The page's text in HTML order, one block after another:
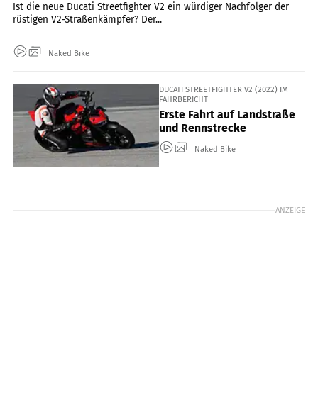
Ist die neue Ducati Streetfighter V2 ein würdiger Nachfolger der
rüstigen V2-Straßenkämpfer? Der...
Naked Bike
DUCATI STREETFIGHTER V2 (2022) IM
FAHRBERICHT
Erste Fahrt auf Landstraße
und Rennstrecke
Naked Bike
ANZEIGE